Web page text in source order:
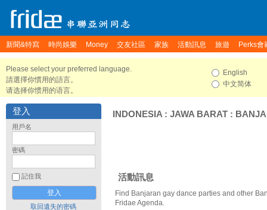
新聞&特寫 時尚娛樂 Money 交友社區 家族 活動訊息 旅遊 Perks會
Please select your preferred language.
請選擇你慣用的語言。
请选择你惯用的语言。
English
中文简体
登入
用戶名
密碼
記住我
取回遺失的密碼
INDONESIA : JAWA BARAT :
活動訊息
Find Banjaran gay dance parties and other
Fridae Agenda.